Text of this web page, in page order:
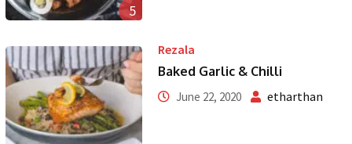
5
Rezala
Baked Garlic & Chilli
June 22, 2020 etharthan